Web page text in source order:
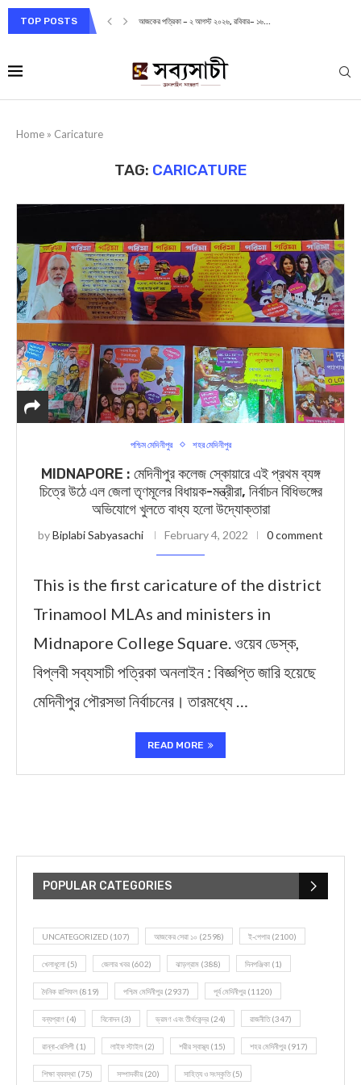
TOP POSTS আজকের পত্রিকা – ২ আগস্ট ২০২৬, রবিবার– ১৬...
Home » Caricature
TAG: CARICATURE
পশ্চিম মেদিনীপুর শহর মেদিনীপুর
MIDNAPORE : মেদিনীপুর কলেজ স্কোয়ারে এই প্রথম ব্যঙ্গ
চিত্রে উঠে এল জেলা তৃণমূলের বিধায়ক-মন্ত্রীরা, নির্বাচন বিধিভঙ্গের
অভিযোগে খুলতে বাধ্য হলো উদ্যোক্তারা
byBiplabi Sabyasachi February 4, 2022 0 comment
This is the first caricature of the district
Trinamool MLAs and ministers in
Midnapore College Square. ওয়েব ডেস্ক,
বিপ্লবী সব্যসাচী পত্রিকা অনলাইন : বিজ্ঞপ্তি জারি হয়েছে
মেদিনীপুর পৌরসভা নির্বাচনের। তারমধ্যে …
READ MORE
POPULAR CATEGORIES
UNCATEGORIZED (107) আজকের সেরা ১০ (2598) ই-পেপার (2100)
খেলাধূলো (5) জেলার খবর (602) ঝাড়গ্রাম (388) দিনপঞ্জিকা (1)
দৈনিক রাশিফল (819) পশ্চিম মেদিনীপুর (2937) পূর্ব মেদিনীপুর (1120)
বন্যপ্রাণ (4) বিনোদন(3) ভ্রমণ এবং তীর্থকেন্দ্র (24) রাজনীতি(347)
রান্না-রেসিপী (1) লাইফ স্টাইল (2) শরীর স্বাস্থ্য (15) শহর মেদিনীপুর (917)
শিক্ষা ব্যবস্থা (75) সম্পাদকীয় (20) সাহিত্য ও সংস্কৃতি(5)